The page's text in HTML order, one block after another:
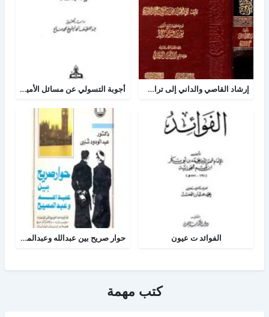
إرشاد القاصي والداني إلى تراجم شيوخ الطبراني أجوبة التسولي عن مسائل الأمير عبد القادر في الجهاد
الفوائد ت عيون حوار صريح بين عبدالله وعبدالمسيح
كتب مهمة